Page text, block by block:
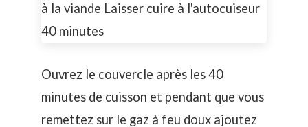
Ouvrez le couvercle après les 40
minutes de cuisson et pendant que vous
remettez sur le gaz à feu doux ajoutez